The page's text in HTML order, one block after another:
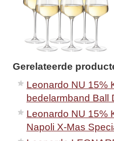
Gerelateerde
Leonardo NU 15%
bedelarmband Ball
Leonardo NU 15%
Napoli X-Mas